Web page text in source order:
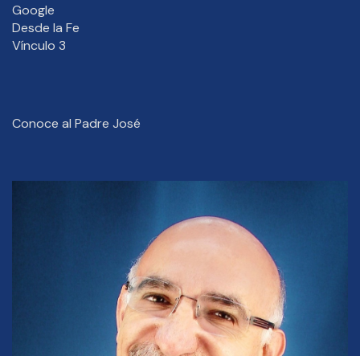
Google
Desde la Fe
Vínculo 3
Conoce al Padre José